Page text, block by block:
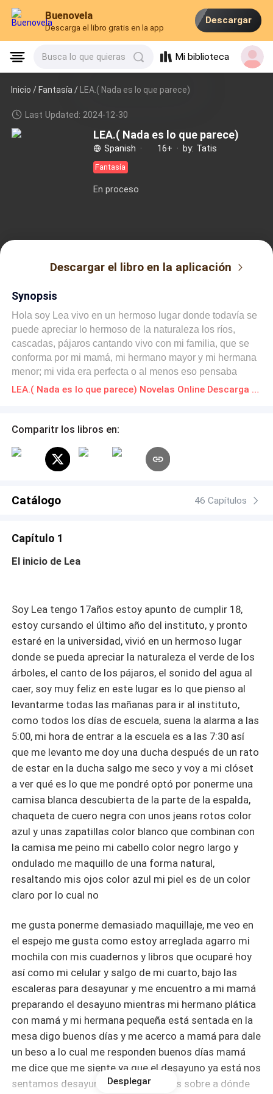
Buenovela
Descarga el libro gratis en la app
Descargar
Busca lo que quieras Mi biblioteca
Inicio /Fantasía / LEA.( Nada es lo que parece)
Last Updated: 2024-12-30
LEA.( Nada es lo que parece)
Spanish · 16+ · by: Tatis
Fantasía
En proceso
Descargar el libro en la aplicación
Synopsis
Hola soy Lea vivo en un hermoso lugar donde todavía se
puede apreciar lo hermoso de la naturaleza los ríos,
cascadas, pájaros cantando vivo con mi familia, que se
conforma por mi mamá, mi hermano mayor y mi hermana
menor; mi vida era perfecta o al menos eso pensaba
porque al cumplir 17 años todo empezó a cambiar
ser humano no tiene, haciendo que aquello en lo que
existencia.
LEA.( Nada es lo que parece) Novelas Online Descarga gratuita de PDF
Comparitr los libros en:
Catálogo 46 Capítulos
Capítulo 1
El inicio de Lea
Soy Lea tengo 17años estoy apunto de cumplir 18,
estoy cursando el último año del instituto, y pronto
estaré en la universidad, vivió en un hermoso lugar
donde se pueda apreciar la naturaleza el verde de los
árboles, el canto de los pájaros, el sonido del agua al
caer, soy muy feliz en este lugar es lo que pienso al
levantarme todas las mañanas para ir al instituto,
como todos los días de escuela, suena la alarma a las
5:00, mi hora de entrar a la escuela es a las 7:30 así
que me levanto me doy una ducha después de un rato
de estar en la ducha salgo me seco y voy a mi clóset
a ver qué es lo que me pondré optó por ponerme una
camisa blanca descubierta de la parte de la espalda,
chaqueta de cuero negra con unos jeans rotos color
azul y unas zapatillas color blanco que combinan con
la camisa me peino mi cabello color negro largo y
ondulado me maquillo de una forma natural,
resaltando mis ojos color azul mi piel es de un color
claro por lo cual no
me gusta ponerme demasiado maquillaje, me veo en
el espejo me gusta como estoy arreglada agarro mi
mochila con mis cuadernos y libros que ocuparé hoy
así como mi celular y salgo de mi cuarto, bajo las
escaleras para desayunar y me encuentro a mi mamá
preparando el desayuno mientras mi hermano plática
con mamá y mi hermana pequeña está sentada en la
mesa digo buenos días y me acerco a mamá para dale
un beso a lo cual me responden buenos días mamá
me dice que me siente ya que el desayuno ya está nos
sentamos desayunamos, platicamos sobre a dónde
Desplegar